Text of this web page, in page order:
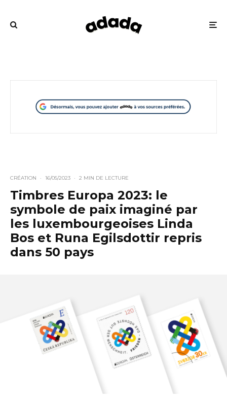
CRÉATION · 16/05/2023 · 2 MIN DE LECTURE
Timbres Europa 2023: le
symbole de paix imaginé par
les luxembourgeoises Linda
Bos et Runa Egilsdottir repris
dans 50 pays